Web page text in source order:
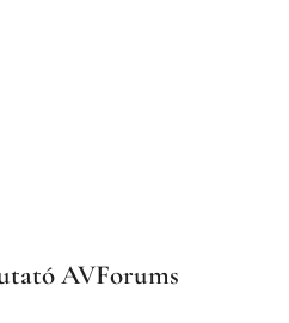
AVForums